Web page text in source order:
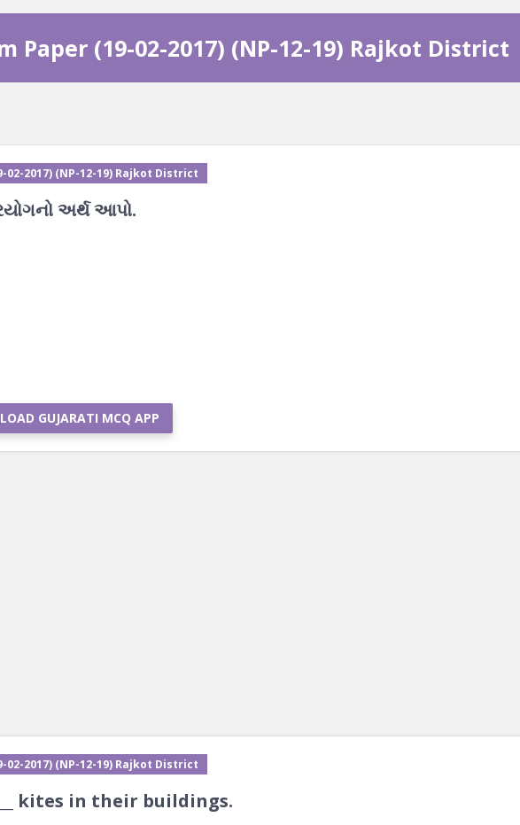
Paper (19-02-2017) (NP-12-19) Rajkot District
02-2017) (NP-12-19) Rajkot District
અર્થ આપો.
GUJARATI MCQ APP
02-2017) (NP-12-19) Rajkot District
kites in their buildings.